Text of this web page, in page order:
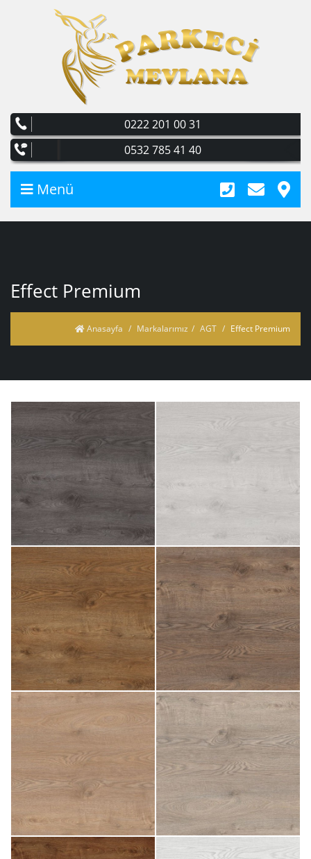
0222 201 00 31
0532 785 41 40
Menü
Effect Premium
Anasayfa Markalarımız AGT Effect Premium